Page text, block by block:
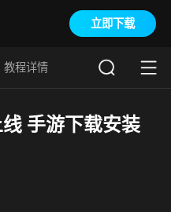
立即下载
教程详情
手游下载安装